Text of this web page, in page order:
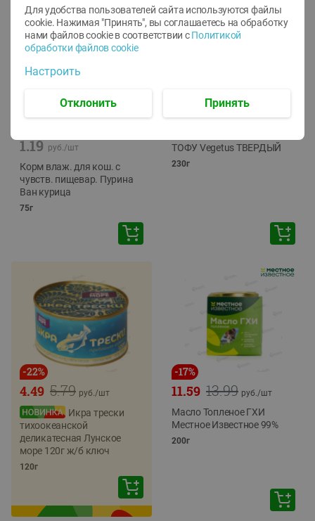
1.19 руб./шт
Корм влаж. для кош. с
чувств. пищевар. Пурина
Ван курица
75г
ТОФУ Vegetus ТВЕРДЫЙ
230г
-22%
5.79
4.49 руб./шт
Икра трески
тихоокеанской
деликатесная Лунское
море 120г ж/б ключ
120г
-17%
13.99
11.59 руб./шт
Масло Топленое ГХИ
Местное Известное 99%
200г
Для удобства пользователей сайта используются файлы
cookie. Нажимая "Принять", вы соглашаетесь на обработку
нами файлов cookie в соответствии с Политикой
обработки файлов cookie
Настроить
Отклонить Принять